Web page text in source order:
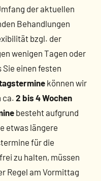
der aktuellen
Behandlungen
bzgl. der
wenigen Tagen oder
einen festen
können wir
ca. 2 bis 4 Wochen
besteht aufgrund
etwas längere
für die
zu halten, müssen
Regel am Vormittag